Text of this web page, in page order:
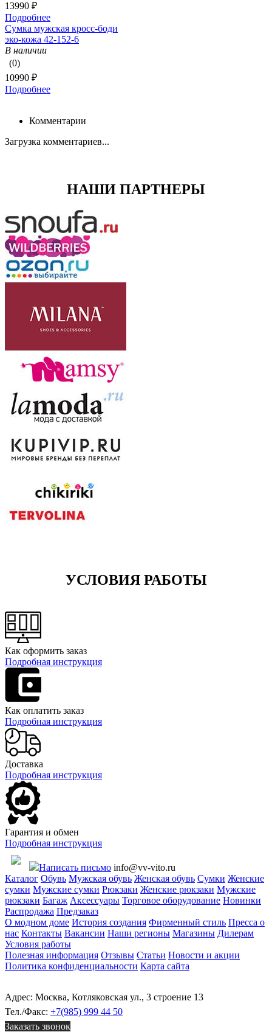
13990 ₽
Подробнее
Сумка мужская кросс-боди
эко-кожа 42-152-6
В наличии
(0)
10990 ₽
Подробнее
Комментарии
Загрузка комментариев...
НАШИ ПАРТНЕРЫ
УСЛОВИЯ РАБОТЫ
Как оформить заказ
Подробная инструкция
Как оплатить заказ
Подробная инструкция
Доставка
Подробная инструкция
Гарантия и обмен
Подробная инструкция
Написать письмо info@vv-vito.ru
Каталог Обувь Мужская обувь Женская обувь Сумки Женские
сумки Мужские сумки Рюкзаки Женские рюкзаки Мужские
рюкзаки Багаж Аксессуары Торговое оборудование Новинки
Распродажа Предзаказ
О модном доме История создания Фирменный стиль Пресса о
нас Контакты Вакансии Наши регионы Магазины Дилерам
Условия работы
Полезная информация Отзывы Статьи Новости и акции
Политика конфиденциальности Карта сайта
Адрес: Москва, Котляковская ул., 3 строение 13
Тел./Факс: +7(985) 999 44 50
Заказать звонок